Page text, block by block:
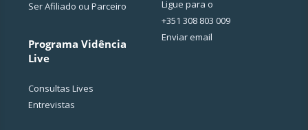
Ser Afiliado ou Parceiro
Programa Vidência
Live
Consultas Lives
Entrevistas
Ligue para o
+351 308 803 009
Enviar email